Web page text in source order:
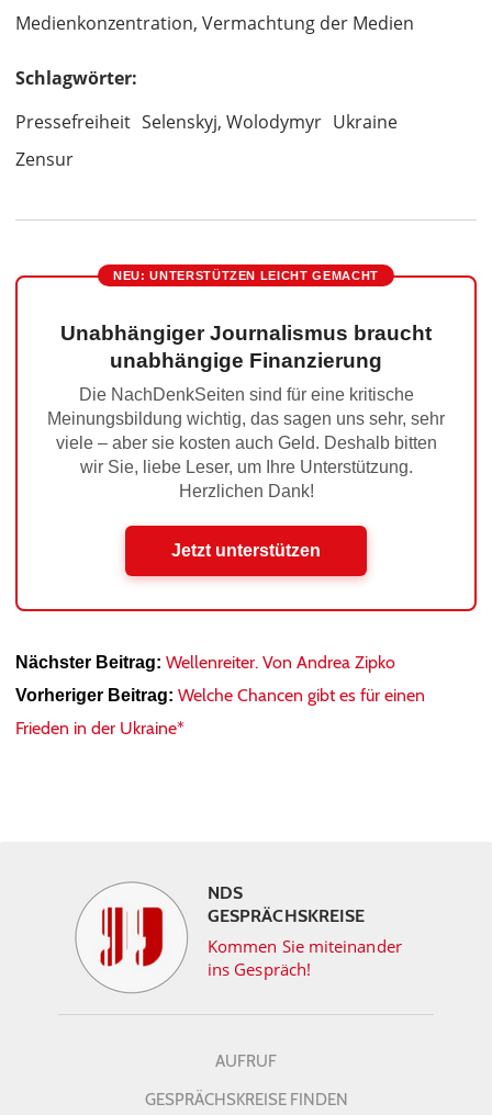
Medienkonzentration, Vermachtung der Medien
Schlagwörter:
Pressefreiheit Selenskyj, Wolodymyr Ukraine
Zensur
NEU: UNTERSTÜTZEN LEICHT GEMACHT
Unabhängiger Journalismus braucht
unabhängige Finanzierung
Die NachDenkSeiten sind für eine kritische
Meinungsbildung wichtig, das sagen uns sehr, sehr
viele – aber sie kosten auch Geld. Deshalb bitten
wir Sie, liebe Leser, um Ihre Unterstützung.
Herzlichen Dank!
Jetzt unterstützen
Nächster Beitrag: Wellenreiter. Von Andrea Zipko
Vorheriger Beitrag: Welche Chancen gibt es für einen
Frieden in der Ukraine*
NDS
GESPRÄCHSKREISE
Kommen Sie miteinander
ins Gespräch!
AUFRUF
GESPRÄCHSKREISE FINDEN